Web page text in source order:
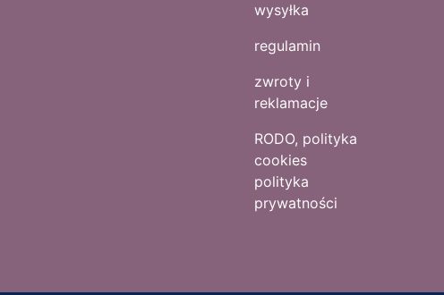
wysyłka
regulamin
zwroty i
reklamacje
RODO, polityka
cookies
polityka
prywatności